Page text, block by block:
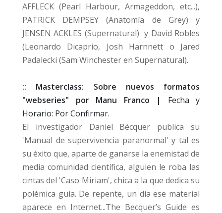
AFFLECK (Pearl Harbour, Armageddon, etc...),
PATRICK DEMPSEY (Anatomía de Grey) y
JENSEN ACKLES (Supernatural) y David Robles
(Leonardo Dicaprio, Josh Harnnett o Jared
Padalecki (Sam Winchester en Supernatural).
:: Masterclass: Sobre nuevos formatos
"webseries" por Manu Franco | Fecha y
Horario: Por Confirmar.
El investigador Daniel Bécquer publica su
'Manual de supervivencia paranormal' y tal es
su éxito que, aparte de ganarse la enemistad de
media comunidad científica, alguien le roba las
cintas del 'Caso Miriam', chica a la que dedica su
polémica guía. De repente, un día ese material
aparece en Internet...The Becquer’s Guide es